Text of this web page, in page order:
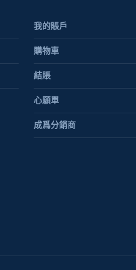
我的賬戶
購物車
結賬
心願單
成爲分銷商